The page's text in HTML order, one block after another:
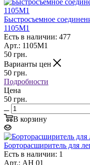
Быстросъемное
1105M1
Есть в наличии: 477
Арт.: 1105M1
50 грн.
Варианты цен
50 грн.
Подробности
Цена
50 грн.
В корзину
Борторасширитель для
Есть в наличии: 1
Арт.: АН 01